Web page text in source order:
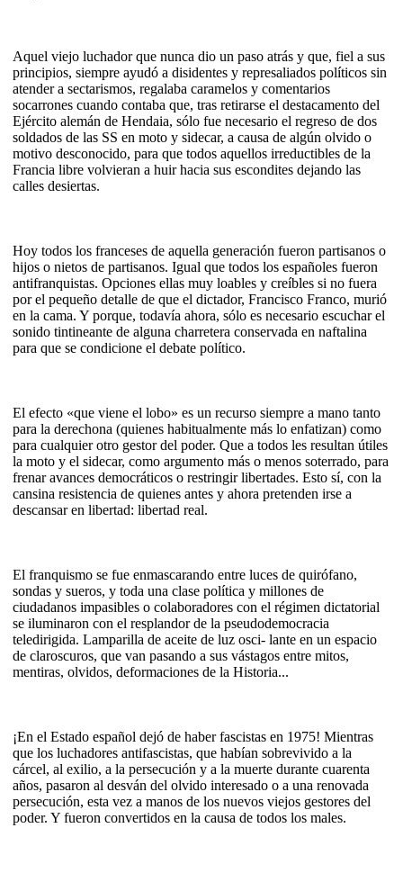
Aquel viejo luchador que nunca dio un paso atrás y que, fiel a sus
principios, siempre ayudó a disidentes y represaliados políticos sin
atender a sectarismos, regalaba caramelos y comentarios
socarrones cuando contaba que, tras retirarse el destacamento del
Ejército alemán de Hendaia, sólo fue necesario el regreso de dos
soldados de las SS en moto y sidecar, a causa de algún olvido o
motivo desconocido, para que todos aquellos irreductibles de la
Francia libre volvieran a huir hacia sus escondites dejando las
calles desiertas.
Hoy todos los franceses de aquella generación fueron partisanos o
hijos o nietos de partisanos. Igual que todos los españoles fueron
antifranquistas. Opciones ellas muy loables y creíbles si no fuera
por el pequeño detalle de que el dictador, Francisco Franco, murió
en la cama. Y porque, todavía ahora, sólo es necesario escuchar el
sonido tintineante de alguna charretera conservada en naftalina
para que se condicione el debate político.
El efecto «que viene el lobo» es un recurso siempre a mano tanto
para la derechona (quienes habitualmente más lo enfatizan) como
para cualquier otro gestor del poder. Que a todos les resultan útiles
la moto y el sidecar, como argumento más o menos soterrado, para
frenar avances democráticos o restringir libertades. Esto sí, con la
cansina resistencia de quienes antes y ahora pretenden irse a
descansar en libertad: libertad real.
El franquismo se fue enmascarando entre luces de quirófano,
sondas y sueros, y toda una clase política y millones de
ciudadanos impasibles o colaboradores con el régimen dictatorial
se iluminaron con el resplandor de la pseudodemocracia
teledirigida. Lamparilla de aceite de luz osci- lante en un espacio
de claroscuros, que van pasando a sus vástagos entre mitos,
mentiras, olvidos, deformaciones de la Historia...
¡En el Estado español dejó de haber fascistas en 1975! Mientras
que los luchadores antifascistas, que habían sobrevivido a la
cárcel, al exilio, a la persecución y a la muerte durante cuarenta
años, pasaron al desván del olvido interesado o a una renovada
persecución, esta vez a manos de los nuevos viejos gestores del
poder. Y fueron convertidos en la causa de todos los males.